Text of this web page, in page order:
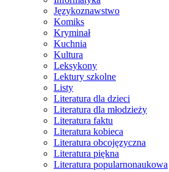
Językoznawstwo
Komiks
Kryminał
Kuchnia
Kultura
Leksykony
Lektury szkolne
Listy
Literatura dla dzieci
Literatura dla młodzieży
Literatura faktu
Literatura kobieca
Literatura obcojęzyczna
Literatura piękna
Literatura popularnonaukowa